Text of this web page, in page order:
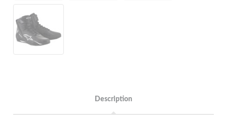
Description